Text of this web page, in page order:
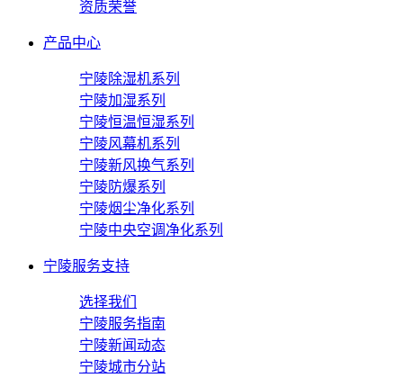
资质荣誉
产品中心
宁陵除湿机系列
宁陵加湿系列
宁陵恒温恒湿系列
宁陵风幕机系列
宁陵新风换气系列
宁陵防爆系列
宁陵烟尘净化系列
宁陵中央空调净化系列
宁陵服务支持
选择我们
宁陵服务指南
宁陵新闻动态
宁陵城市分站